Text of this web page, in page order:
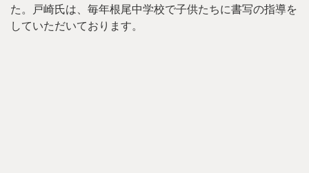
た。戸崎氏は、毎年根尾中学校で子供たちに書写の指導を
していただいております。